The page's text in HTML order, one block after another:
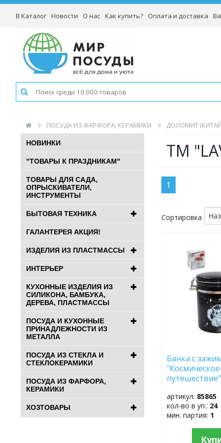
В Каталог Новости О нас Как купить? Оплата и доставка
ПОСУДА ИЗ ФАРФОРА, КЕРАМИКИ ДОЛОМИТ
НОВИНКИ
"ТОВАРЫ К ПРАЗДНИКАМ"
ТОВАРЫ ДЛЯ САДА,
ОПРЫСКИВАТЕЛИ,
ИНСТРУМЕНТЫ
БЫТОВАЯ ТЕХНИКА
ГАЛАНТЕРЕЯ АКЦИЯ!
ИЗДЕЛИЯ ИЗ ПЛАСТМАССЫ
ИНТЕРЬЕР
КУХОННЫЕ ИЗДЕЛИЯ ИЗ
СИЛИКОНА, БАМБУКА,
ДЕРЕВА, ПЛАСТМАССЫ
ПОСУДА И КУХОННЫЕ
ПРИНАДЛЕЖНОСТИ ИЗ
МЕТАЛЛА
ПОСУДА ИЗ СТЕКЛА И
СТЕКЛОКЕРАМИКИ
ПОСУДА ИЗ ФАРФОРА,
КЕРАМИКИ
ХОЗТОВАРЫ
TM
1
Сортировка
В
ИЗБРАННОЕ
Банка с
"Космическое
артикул: 85865
кол-во в уп.: 24
мин. партия: 1